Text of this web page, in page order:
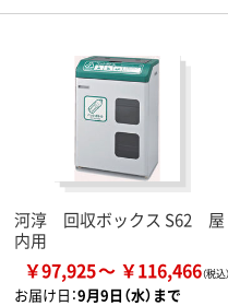
河淳 回収ボックス S62 屋
内用
￥97,925 ￥116,466
お届け日：9月9日（水）まで